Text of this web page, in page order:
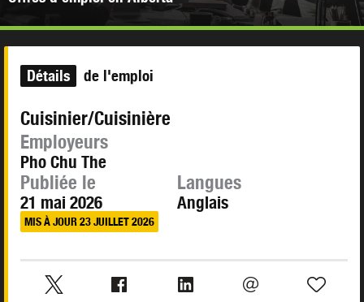
Détails de l'emploi
Cuisinier/Cuisinière
Employeurs
Pho Chu The
Publiée le
21 mai 2026
MIS À JOUR 23 JUILLET 2026
Langues
Anglais